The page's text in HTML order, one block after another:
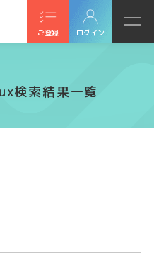
ご登録 ログイン
検索結果一覧